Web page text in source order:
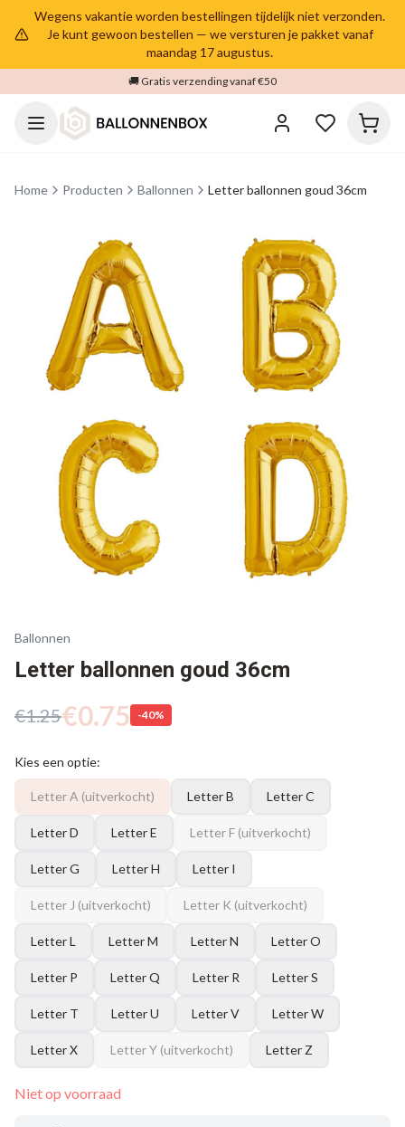
Wegens vakantie worden bestellingen tijdelijk niet verzonden.
Je kunt gewoon bestellen — we versturen je pakket vanaf
maandag 17 augustus.
🚚 Gratis verzending vanaf €50
Home Producten Ballonnen Letter ballonnen goud 36cm
Ballonnen
Letter ballonnen goud 36cm
€1.25€0.75 -40%
Kies een optie:
Letter A (uitverkocht) Letter B Letter C
Letter D Letter E Letter F (uitverkocht)
Letter G Letter H Letter I
Letter J (uitverkocht) Letter K (uitverkocht)
Letter L Letter M Letter N Letter O
Letter P Letter Q Letter R Letter S
Letter T Letter U Letter V Letter W
Letter X Letter Y (uitverkocht) Letter Z
Niet op voorraad